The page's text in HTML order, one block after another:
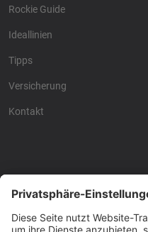
Rockie Guide
Ideallinien
Tipps
Versicherung
Kontakt